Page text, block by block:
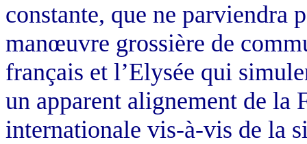
constante, que ne parviendra
manœuvre grossière de
français et l’Elysée qui
un apparent alignement de la
internationale vis-à-vis de la